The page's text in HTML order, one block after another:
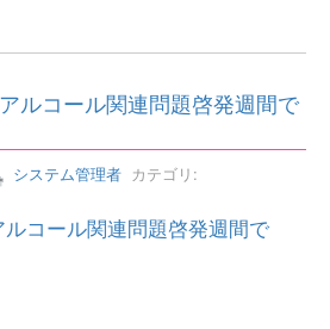
ルコール関連問題啓発週間で
システム管理者 カテゴリ:
コール関連問題啓発週間で